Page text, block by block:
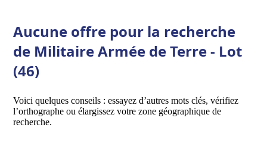
Aucune offre pour la recherche
de Militaire Armée de Terre - Lot
(46)
Voici quelques conseils : essayez d’autres mots clés, vérifiez
l’orthographe ou élargissez votre zone géographique de
recherche.